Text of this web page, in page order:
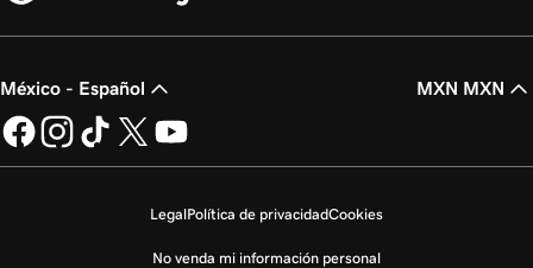
México - Español MXN MXN
LegalPolítica de privacidadCookies
No venda mi información personal